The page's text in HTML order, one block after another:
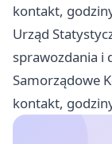
kontakt,
Urząd
sprawozdania i
Samorządowe
kontakt,